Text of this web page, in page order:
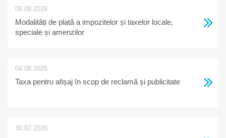
06.08.2026
Modalități de plată a impozitelor și taxelor locale,
speciale și amenzilor
04.08.2026
Taxa pentru afișaj în scop de reclamă și publicitate
30.07.2026